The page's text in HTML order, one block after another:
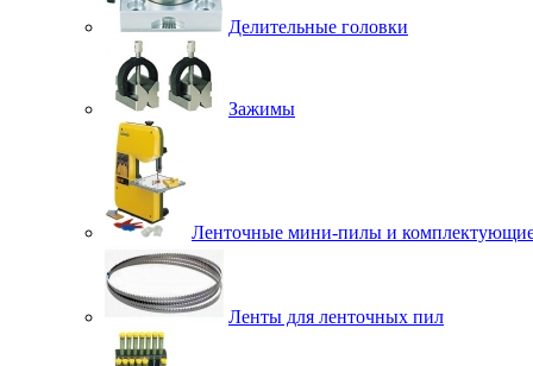
Делительные головки
Зажимы
Ленточные мини-пилы и
Ленты для ленточных пил